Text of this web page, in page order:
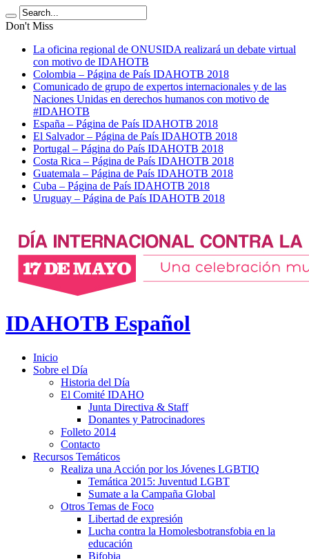
Don't Miss
La oficina regional de ONUSIDA realizará un debate virtual
con motivo de IDAHOTB
Colombia – Página de País IDAHOTB 2018
Comunicado de grupo de expertos internacionales y de las
Naciones Unidas en derechos humanos con motivo de
#IDAHOTB
España – Página de País IDAHOTB 2018
El Salvador – Página de País IDAHOTB 2018
Portugal – Página do País IDAHOTB 2018
Costa Rica – Página de País IDAHOTB 2018
Guatemala – Página de País IDAHOTB 2018
Cuba – Página de País IDAHOTB 2018
Uruguay – Página de País IDAHOTB 2018
IDAHOTB Español
Inicio
Sobre el Día
Historia del Día
El Comité IDAHO
Junta Directiva & Staff
Donantes y Patrocinadores
Folleto 2014
Contacto
Recursos Temáticos
Realiza una Acción por los Jóvenes LGBTIQ
Temática 2015: Juventud LGBT
Sumate a la Campaña Global
Otros Temas de Foco
Libertad de expresión
Lucha contra la Homolesbotransfobia en la
educación
Bifobia